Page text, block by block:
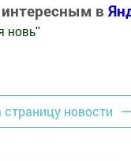
в
новь"
страницу новости